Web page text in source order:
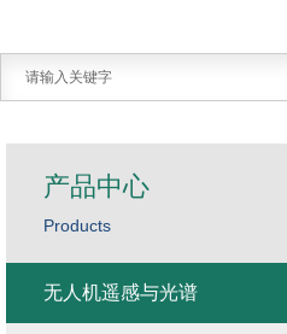
产品中心
Products
无人机遥感与光谱